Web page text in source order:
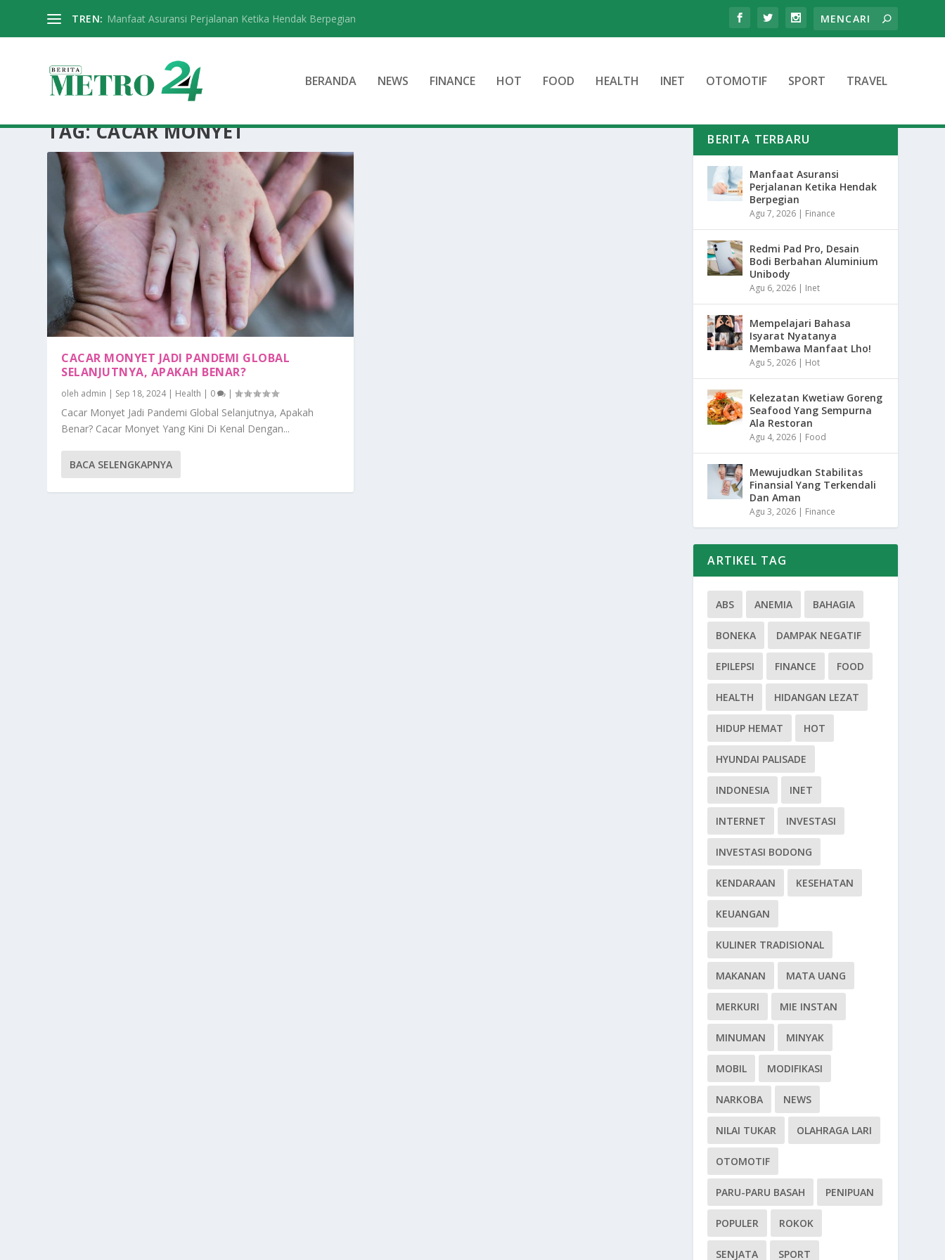
TREN: Manfaat Asuransi Perjalanan Ketika Hendak Berpegian
BERANDA NEWS FINANCE HOT FOOD HEALTH INET OTOMOTIF SPORT TRAVEL
TAG:CACAR MONYET
CACAR MONYET JADI PANDEMI GLOBAL
SELANJUTNYA, APAKAH BENAR?
oleh admin | Sep 18, 2024| Health | 0 |
Cacar Monyet Jadi Pandemi Global Selanjutnya, Apakah
Benar? Cacar Monyet Yang Kini Di Kenal Dengan...
BACA SELENGKAPNYA
BERITA TERBARU
Manfaat Asuransi
Perjalanan Ketika Hendak
Berpegian
Agu 7, 2026 | Finance
Redmi Pad Pro, Desain
Bodi Berbahan Aluminium
Unibody
Agu 6, 2026 | Inet
Mempelajari Bahasa
Isyarat Nyatanya
Membawa Manfaat Lho!
Agu 5, 2026 | Hot
Kelezatan Kwetiaw Goreng
Seafood Yang Sempurna
Ala Restoran
Agu 4, 2026 | Food
Mewujudkan Stabilitas
Finansial Yang Terkendali
Dan Aman
Agu 3, 2026 | Finance
ARTIKEL TAG
ABS ANEMIA BAHAGIA
BONEKA DAMPAK NEGATIF
EPILEPSI FINANCE FOOD
HEALTH HIDANGAN LEZAT
HIDUP HEMAT HOT
HYUNDAI PALISADE
INDONESIA INET
INTERNET INVESTASI
INVESTASI BODONG
KENDARAAN KESEHATAN
KEUANGAN
KULINER TRADISIONAL
MAKANAN MATA UANG
MERKURI MIE INSTAN
MINUMAN MINYAK
MOBIL MODIFIKASI
NARKOBA NEWS
NILAI TUKAR OLAHRAGA LARI
OTOMOTIF
PARU-PARU BASAH PENIPUAN
POPULER ROKOK
SENJATA SPORT